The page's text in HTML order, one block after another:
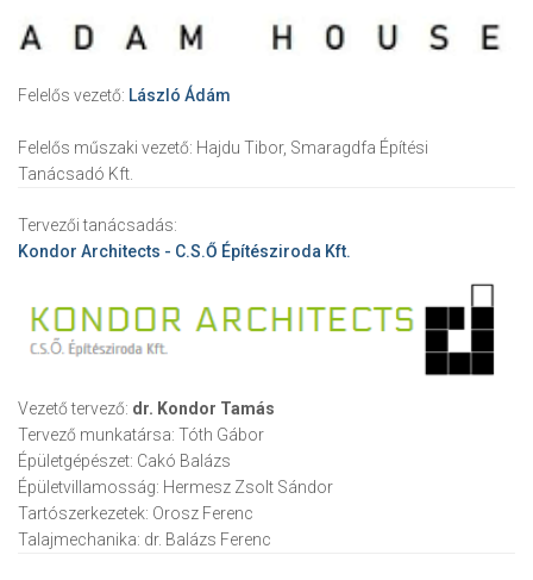
Felelős vezető: László Ádám
Felelős műszaki vezető: Hajdu Tibor, Smaragdfa Építési
Tanácsadó Kft.
Tervezői tanácsadás:
Kondor Architects - C.S.Ő Építésziroda Kft.
Vezető tervező: dr. Kondor Tamás
Tervező munkatársa: Tóth Gábor
Épületgépészet: Cakó Balázs
Épületvillamosság: Hermesz Zsolt Sándor
Tartószerkezetek: Orosz Ferenc
Talajmechanika: dr. Balázs Ferenc